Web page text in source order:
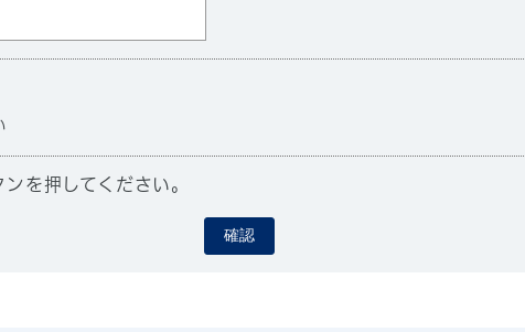
を押してください。
確認